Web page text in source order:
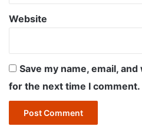
Website
Save my name, email,
for the next time I comment.